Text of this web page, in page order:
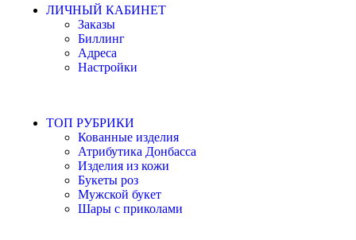
ЛИЧНЫЙ КАБИНЕТ
Заказы
Биллинг
Адреса
Настройки
ТОП РУБРИКИ
Кованные изделия
Атрибутика Донбасса
Изделия из кожи
Букеты роз
Мужской букет
Шары с приколами